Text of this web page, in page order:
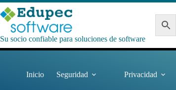
Saltar
al
contenido
Su socio confiable para soluciones de software
Inicio Seguridad Privacidad